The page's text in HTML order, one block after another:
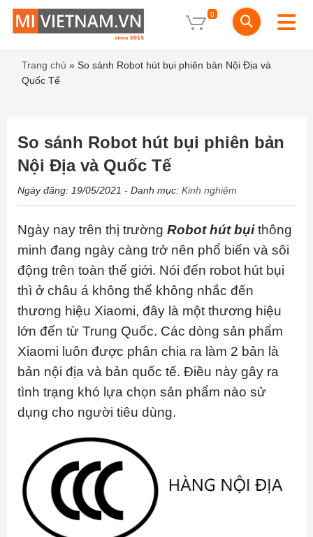
0
Trang chủ » So sánh Robot hút bụi phiên bản Nội Địa và
Quốc Tế
So sánh Robot hút bụi phiên bản
Nội Địa và Quốc Tế
Ngày đăng: 19/05/2021 - Danh mục: Kinh nghiệm
Ngày nay trên thị trường Robot hút bụithông
minh đang ngày càng trở nên phổ biến và sôi
động trên toàn thế giới. Nói đến robot hút bụi
thì ở châu á không thể không nhắc đến
thương hiệu Xiaomi, đây là một thương hiệu
lớn đến từ Trung Quốc. Các dòng sản phẩm
Xiaomi luôn được phân chia ra làm 2 bản là
bản nội địa và bản quốc tế. Điều này gây ra
tình trạng khó lựa chọn sản phẩm nào sử
dụng cho người tiêu dùng.